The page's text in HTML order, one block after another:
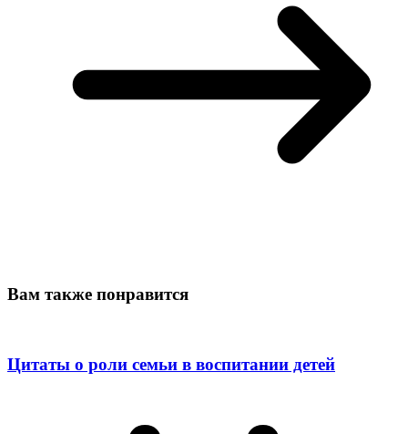
Вам также понравится
Цитаты о роли семьи в воспитании детей